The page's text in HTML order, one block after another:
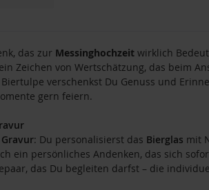
das zur Messinghochzeitwirklich
Zeichen von Wertschätzung, das beim
Biertulpe verschenkst Du Genuss und
gern feiern.
Gravur: Du personalisierst das Bierglas mit
ein persönliches Andenken, das sich
das Du begleiten darfst – die